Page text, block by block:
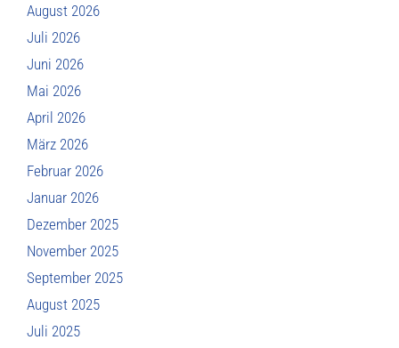
August 2026
Juli 2026
Juni 2026
Mai 2026
April 2026
März 2026
Februar 2026
Januar 2026
Dezember 2025
November 2025
September 2025
August 2025
Juli 2025